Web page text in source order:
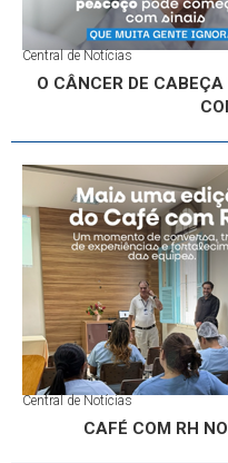
Central de Notícias
O CÂNCER DE
Central de Notícias
CAFÉ COM RH